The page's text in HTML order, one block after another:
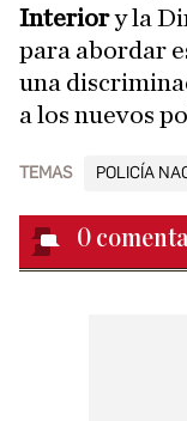
Interiory la
para abordar
una
a los nuevos
TEMAS POLICÍA
0